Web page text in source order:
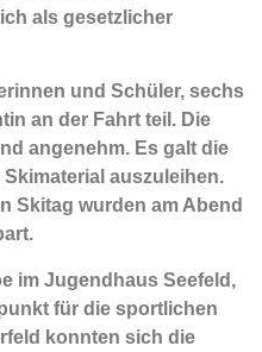
als gesetzlicher
und Schüler, sechs
an der Fahrt teil. Die
angenehm. Es galt die
auszuleihen.
Skitag wurden am Abend
im Jugendhaus Seefeld,
für die sportlichen
konnten sich die